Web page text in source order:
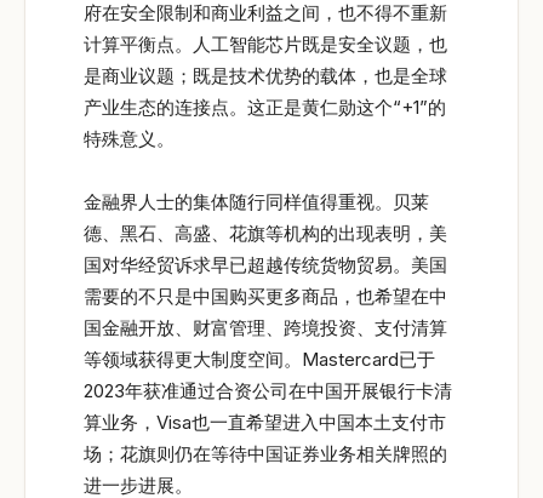
府在安全限制和商业利益之间，也不得不重新
计算平衡点。人工智能芯片既是安全议题，也
是商业议题；既是技术优势的载体，也是全球
产业生态的连接点。这正是黄仁勋这个“+1”的
特殊意义。
金融界人士的集体随行同样值得重视。贝莱
德、黑石、高盛、花旗等机构的出现表明，美
国对华经贸诉求早已超越传统货物贸易。美国
需要的不只是中国购买更多商品，也希望在中
国金融开放、财富管理、跨境投资、支付清算
等领域获得更大制度空间。Mastercard已于
2023年获准通过合资公司在中国开展银行卡清
算业务，Visa也一直希望进入中国本土支付市
场；花旗则仍在等待中国证券业务相关牌照的
进一步进展。